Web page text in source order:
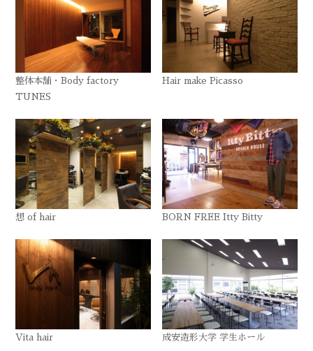
整体本舗・Body factory
TUNES
Hair make Picasso
想 of hair BORN FREE Itty Bitty
Vita hair 成安造形大学 学生ホール